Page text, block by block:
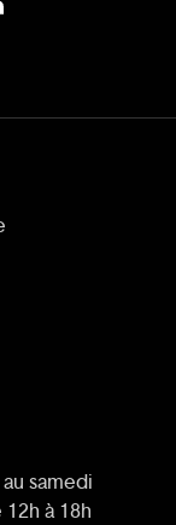
samedi
à 18h